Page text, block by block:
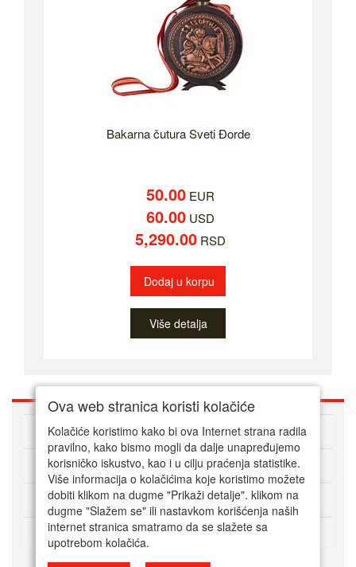
Bakarna čutura Sveti Đorde
50.00EUR
60.00USD
5,290.00RSD
Dodaj u korpu
Više detalja
O nama
Kako kupovati online
Korisnički servis
Način plaćanja
Ova web stranica koristi kolačiće
Kolačiće koristimo kako bi ova Internet strana radila
pravilno, kako bismo mogli da dalje unapređujemo
korisničko iskustvo, kao i u cilju praćenja statistike.
Više informacija o kolačićima koje koristimo možete
dobiti klikom na dugme "Prikaži detalje". klikom na
dugme "Slažem se" ili nastavkom korišćenja naših
internet stranica smatramo da se slažete sa
upotrebom kolačića.